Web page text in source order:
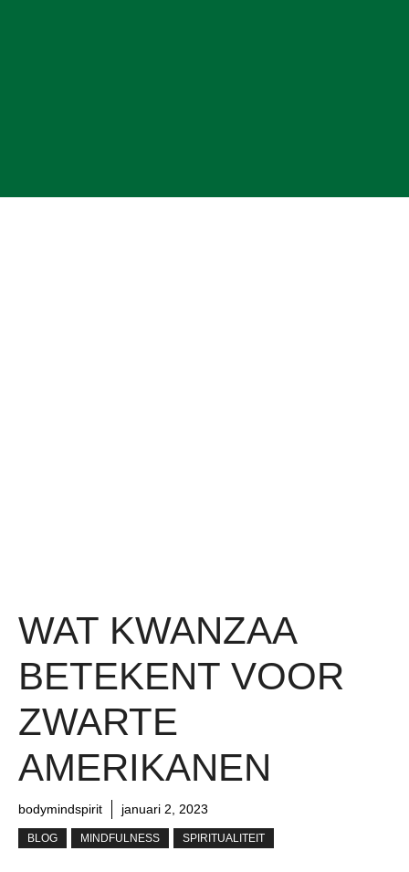
WAT KWANZAA
BETEKENT VOOR
ZWARTE
AMERIKANEN
bodymindspirit januari 2, 2023
BLOG MINDFULNESS SPIRITUALITEIT